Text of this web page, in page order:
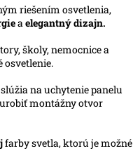
riešením osvetlenia,
a elegantný dizajn.
školy, nemocnice a
osvetlenie.
na uchytenie panelu
montážny otvor
farby svetla, ktorú je možné